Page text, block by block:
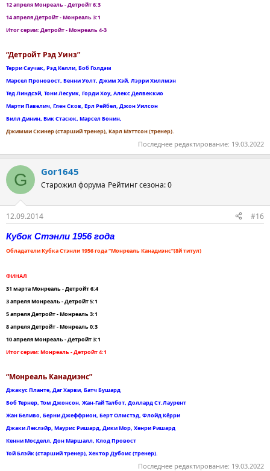
12 апреля Монреаль - Детройт 6:3
14 апреля Детройт - Монреаль 3:1
Итог серии: Детройт - Монреаль 4-3
“Детройт Рэд Уинз”
Терри Саучак, Рэд Келли, Боб Голдэм
Марсел Проновост, Бенни Уолт, Джим Хэй, Лэрри Хиллмэн
Тед Линдсэй, Тони Лесуик, Горди Хоу, Алекс Делвеккио
Марти Павелич, Глен Сков, Ерл Рейбел, Джон Уилсон
Билл Динин, Вик Стасюк, Марсел Бонин,
Джимми Скинер (старший тренер), Карл Мэттсон (тренер).
Последнее редактирование: 19.03.2022
G Gor1645
Старожил форума Рейтинг сезона: 0
12.09.2014
#16
Кубок Стэнли 1956 года
Обладатели Кубка Стэнли 1956 года “Монреаль Канадиэнс”(8й титул)
ФИНАЛ
31 марта Монреаль - Детройт 6:4
3 апреля Монреаль - Детройт 5:1
5 апреля Детройт - Монреаль 3:1
8 апреля Детройт - Монреаль 0:3
10 апреля Монреаль - Детройт 3:1
Итог серии: Монреаль - Детройт 4:1
“Монреаль Канадиэнс”
Джакус Планте, Даг Харви, Батч Бушард
Боб Тернер, Том Джонсон, Жан-Гай Талбот, Доллард Ст.Лаурент
Жан Беливо, Берни Джеффрион, Берт Олмстэд, Флойд Кёрри
Джаки Леклэйр, Маурис Ришард, Дики Мор, Хенри Ришард
Кенни Мосделл, Дон Маршалл, Клод Провост
Той Блэйк (старший тренер), Хектор Дубоис (тренер).
Последнее редактирование: 19.03.2022